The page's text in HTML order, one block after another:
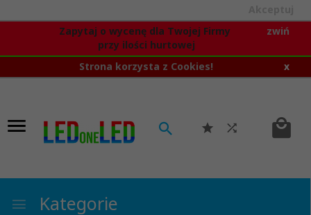
Zapytaj o wycenę dla Twojej Firmy
przy ilości hurtowej
zwiń
Strona korzysta z Cookies! x
Kategorie